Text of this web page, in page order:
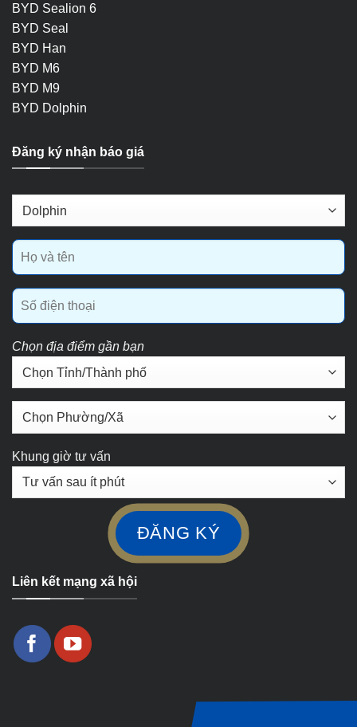
BYD Sealion 6
BYD Seal
BYD Han
BYD M6
BYD M9
BYD Dolphin
Đăng ký nhận báo giá
Chọn địa điểm gần bạn
Khung giờ tư vấn
Liên kết mạng xã hội